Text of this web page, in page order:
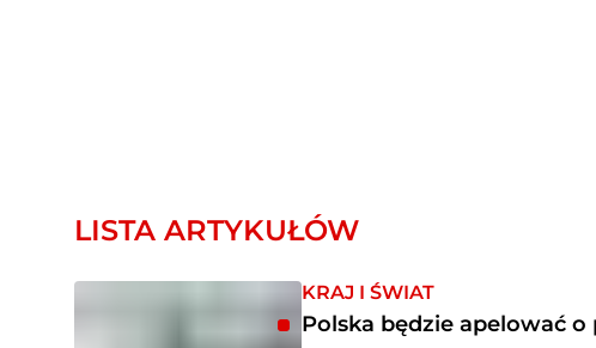
LISTA ARTYKUŁÓW
KRAJ I ŚWIAT
Polska będzie apelować